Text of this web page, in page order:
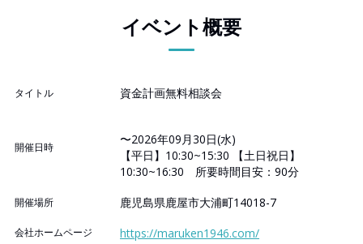
イベント概要
タイトル 資金計画無料相談会
開催日時
〜2026年09月30日(水)
【平日】10:30~15:30 【土日祝日】
10:30~16:30 所要時間目安：90分
開催場所 鹿児島県鹿屋市大浦町14018-7
会社ホームページ https://maruken1946.com/